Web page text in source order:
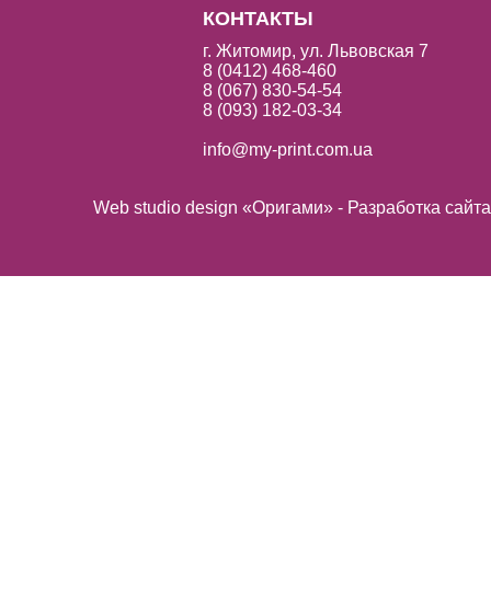
КОНТАКТЫ
г. Житомир, ул. Львовская 7
8 (0412) 468-460
8 (067) 830-54-54
8 (093) 182-03-34
info@my-print.com.ua
Web studio design «Оригами» - Разработка